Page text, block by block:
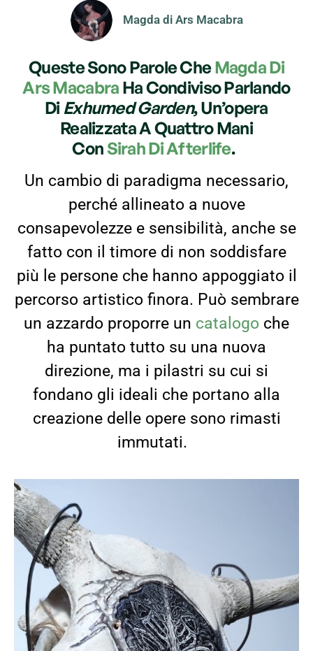
Magda di Ars Macabra
Queste Sono Parole CheMagda Di
Ars Macabra Ha Condiviso Parlando
Di Exhumed Garden, Un’opera
Realizzata A Quattro Mani
ConSirah Di Afterlife.
Un cambio di paradigma necessario,
perché allineato a nuove
consapevolezze e sensibilità, anche se
fatto con il timore di non soddisfare
più le persone che hanno appoggiato il
percorso artistico finora. Può sembrare
un azzardo proporre un catalogo che
ha puntato tutto su una nuova
direzione, ma i pilastri su cui si
fondano gli ideali che portano alla
creazione delle opere sono rimasti
immutati.